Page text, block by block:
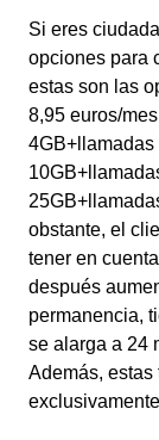
Si eres
opciones para
estas son las
8,95 euros/
4GB+llamadas
obstante, el
tener en
después
permanencia,
se alarga a 24
Además, estas